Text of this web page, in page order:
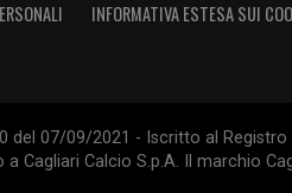
INFORMATIVA ESTESA SUI
07/09/2021 - Iscritto al
Calcio S.p.A. Il marchio